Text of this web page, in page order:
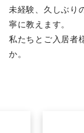
未経験、久しぶり
寧に教えます。
私たちとご入居者
か。